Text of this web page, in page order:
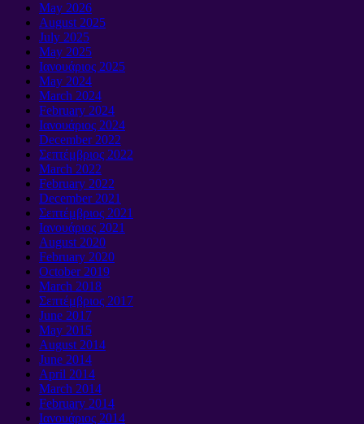
May 2026
August 2025
July 2025
May 2025
Ιανουάριος 2025
May 2024
March 2024
February 2024
Ιανουάριος 2024
December2022
Σεπτέμβριος 2022
March 2022
February 2022
December2021
Σεπτέμβριος 2021
Ιανουάριος 2021
August 2020
February 2020
October2019
March 2018
Σεπτέμβριος 2017
June 2017
May 2015
August 2014
June 2014
April 2014
March 2014
February 2014
Ιανουάριος 2014